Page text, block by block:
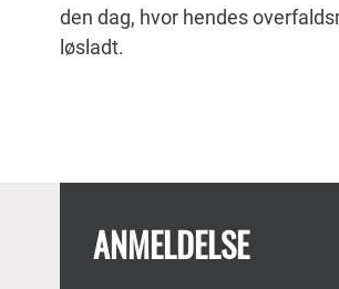
den dag, hvor hendes
løsladt.
ANMELDELSE